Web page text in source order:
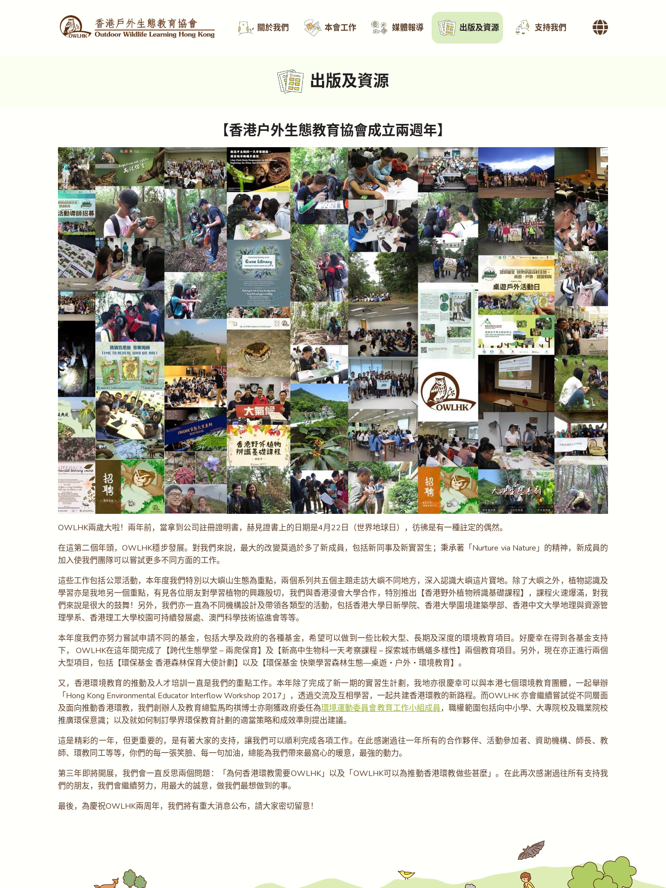
關於我們 本會工作 媒體報導 出版及資源 支持我們
出版及資源
【香港戶外生態教育協會成立兩週年】
OWLHK兩歲大啦！兩年前，當拿到公司註冊證明書，赫見證書上的日期是4月22日（世界地球日），彷彿是有一種註定的偶然。
在這第二個年頭，OWLHK穩步發展。對我們來說，最大的改變莫過於多了新成員，包括新同事及新實習生；秉承著「Nurture via Nature」的精神，新成員的
加入使我們團隊可以嘗試更多不同方面的工作。
這些工作包括公眾活動，本年度我們特別以大嶼山生態為重點，兩個系列共五個主題走訪大嶼不同地方，深入認識大嶼這片寶地。除了大嶼之外，植物認識及
學習亦是我地另一個重點，有見各位朋友對學習植物的興趣殷切，我們與香港浸會大學合作，特別推出【香港野外植物辨識基礎課程】，課程火速爆滿，對我
們來說是很大的鼓舞！另外，我們亦一直為不同機構設計及帶領各類型的活動，包括香港大學日新學院、香港大學園境建築學部、香港中文大學地理與資源管
理學系、香港理工大學校園可持續發展處、澳門科學技術協進會等等。
本年度我們亦努力嘗試申請不同的基金，包括大學及政府的各種基金，希望可以做到一些比較大型、長期及深度的環境教育項目。好慶幸在得到各基金支持
下， OWLHK在這年間完成了【跨代生態學堂 – 兩爬保育】及【新高中生物科一天考察課程 – 探索城市螞蟻多樣性】兩個教育項目。另外，現在亦正進行兩個
大型項目，包括【環保基金 香港森林保育大使計劃】以及【環保基金 快樂學習森林生態—桌遊‧戶外‧環境教育】。
又，香港環境教育的推動及人才培訓一直是我們的重點工作。本年除了完成了新一期的實習生計劃，我地亦很慶幸可以與本港七個環境教育團體，一起舉辦
「Hong Kong Environmental Educator Interflow Workshop 2017」，透過交流及互相學習，一起共建香港環教的新路程。而OWLHK 亦會繼續嘗試從不同層面
及面向推動香港環教，我們創辦人及教育總監馬昀祺博士亦剛獲政府委任為環境運動委員會教育工作小組成員，職權範圍包括向中小學、大專院校及職業院校
推廣環保意識；以及就如何制訂學界環保教育計劃的適當策略和成效準則提出建議。
這是精彩的一年，但更重要的，是有著大家的支持，讓我們可以順利完成各項工作。在此感謝過往一年所有的合作夥伴、活動參加者、資助機構、師長、教
師、環教同工等等，你們的每一張笑臉、每一句加油，總能為我們帶來最窩心的暖意，最強的動力。
第三年即將開展，我們會一直反思兩個問題：「為何香港環教需要OWLHK」以及「OWLHK可以為推動香港環教做些甚麼」。在此再次感謝過往所有支持我
們的朋友，我們會繼續努力，用最大的誠意，做我們最想做到的事。
最後，為慶祝OWLHK兩周年，我們將有重大消息公布，請大家密切留意！